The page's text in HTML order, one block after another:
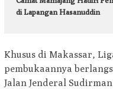
di Lapangan Hasanuddin
Khusus di Makassar,
pembukaannya
Jalan Jenderal